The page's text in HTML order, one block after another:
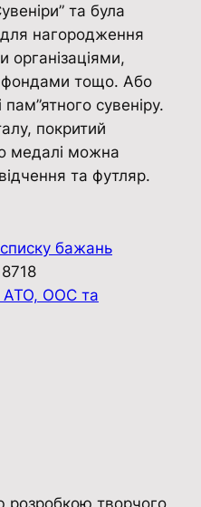
та була
нагородження
організаціями,
фондами тощо. Або
сувеніру.
покритий
медалі можна
та футляр.
бажань
8718
АТО, ООС та
розробкою творчого